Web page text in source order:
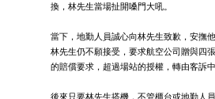
換，林先生當場扯開嗓門大吼。
當下，地勤人員誠心向林先生致歉，安撫
林先生仍不願接受，要求航空公司贈與四
的賠償要求，超過場站的授權，轉由客訴中
後來只要林先生搭機，不管櫃台或地勤人